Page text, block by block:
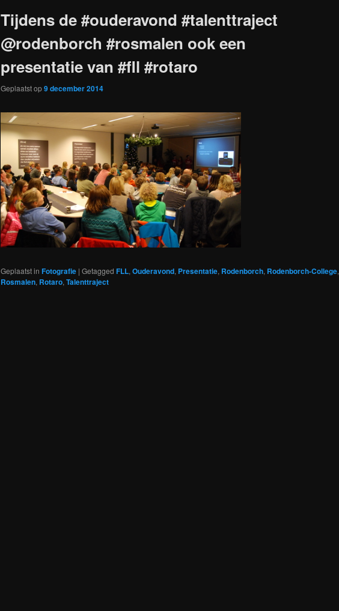
Tijdens de #ouderavond #talenttraject
@rodenborch #rosmalen ook een
presentatie van #fll #rotaro
Geplaatst op9 december 2014
Geplaatst in Fotografie | Getagged FLL, Ouderavond, Presentatie, Rodenborch, Rodenborch-College,
Rosmalen, Rotaro, Talenttraject